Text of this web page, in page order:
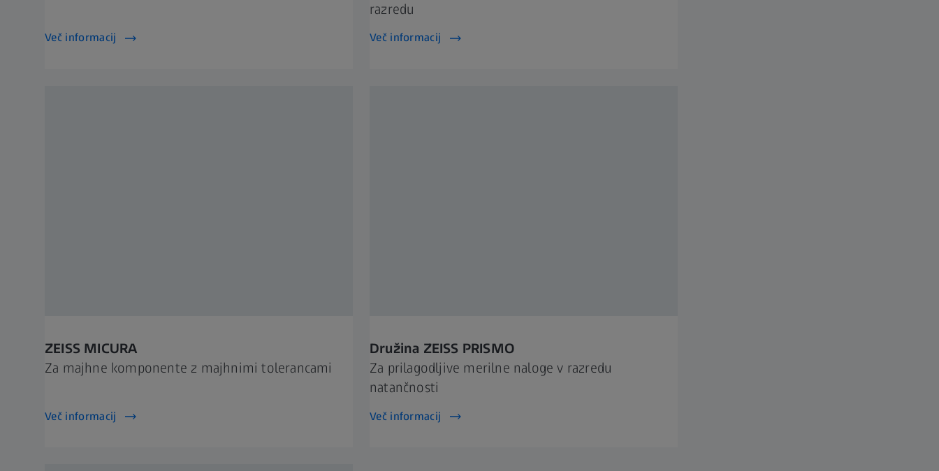
Več informacij
razredu
Več informacij
ZEISS MICURA
Za majhne komponente z majhnimi tolerancami
Več informacij
Družina ZEISS PRISMO
Za prilagodljive merilne naloge v razredu
natančnosti
Več informacij